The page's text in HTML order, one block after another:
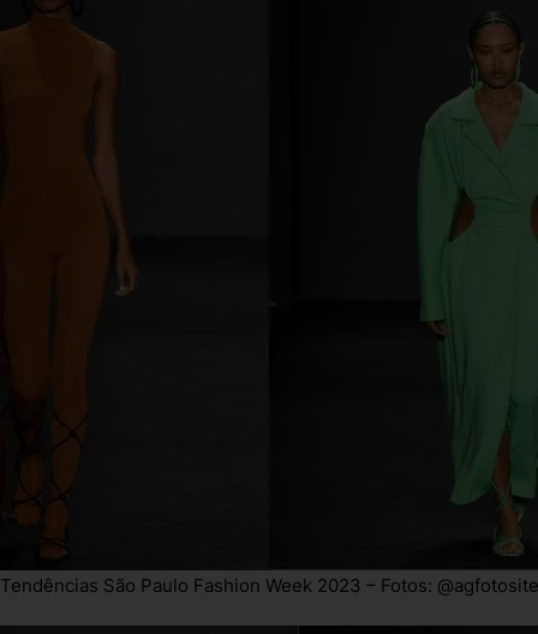
Tendências São Paulo Fashion Week 2023 – Fotos: @agfotosite